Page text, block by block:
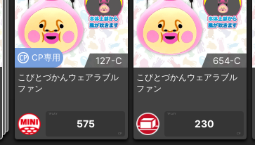
CP専用 127-C
こびとづかんウェアラブル
ファン
1PLAY
575
CP
654-C
こびとづかんウェアラブル
ファン
1PLAY
230
CP